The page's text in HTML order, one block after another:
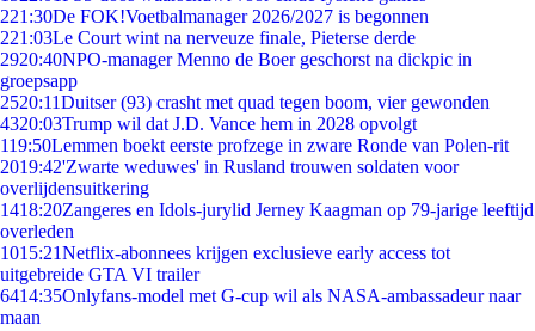
221:30De FOK!Voetbalmanager 2026/2027 is begonnen
221:03Le Court wint na nerveuze finale, Pieterse derde
2920:40NPO-manager Menno de Boer geschorst na dickpic in
groepsapp
2520:11Duitser (93) crasht met quad tegen boom, vier gewonden
4320:03Trump wil dat J.D. Vance hem in 2028 opvolgt
119:50Lemmen boekt eerste profzege in zware Ronde van Polen-rit
2019:42'Zwarte weduwes' in Rusland trouwen soldaten voor
overlijdensuitkering
1418:20Zangeres en Idols-jurylid Jerney Kaagman op 79-jarige leeftijd
overleden
1015:21Netflix-abonnees krijgen exclusieve early access tot
uitgebreide GTA VI trailer
6414:35Onlyfans-model met G-cup wil als NASA-ambassadeur naar
maan